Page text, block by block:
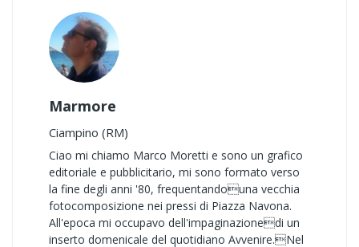
Marmore
Ciampino (RM)
Ciao mi chiamo Marco Moretti e sono un grafico
editoriale e pubblicitario, mi sono formato verso
la fine degli anni '80, frequentandouna vecchia
fotocomposizione nei pressi di Piazza Navona.
All'epoca mi occupavo dell'impaginazionedi un
inserto domenicale del quotidiano Avvenire.Nel